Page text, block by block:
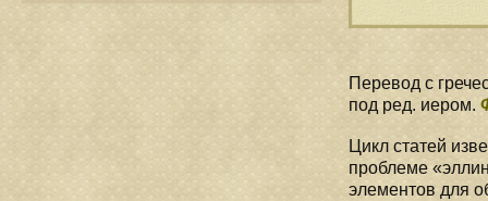
Перевод с
под ред. иером.
Цикл статей
проблеме
элементов для